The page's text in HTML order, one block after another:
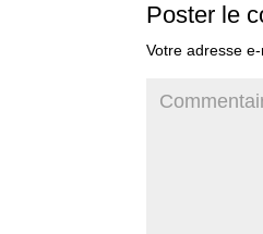
Poster le
Votre adresse